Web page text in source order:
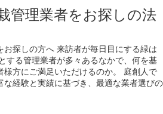
管理業者をお探しの法
探しの方へ 来訪者が毎日目にする緑は
する管理業者が多々あるなかで、何を基
方にご満足いただけるのか。 庭創人で
な経験と実績に基づき、最適な業者選びの